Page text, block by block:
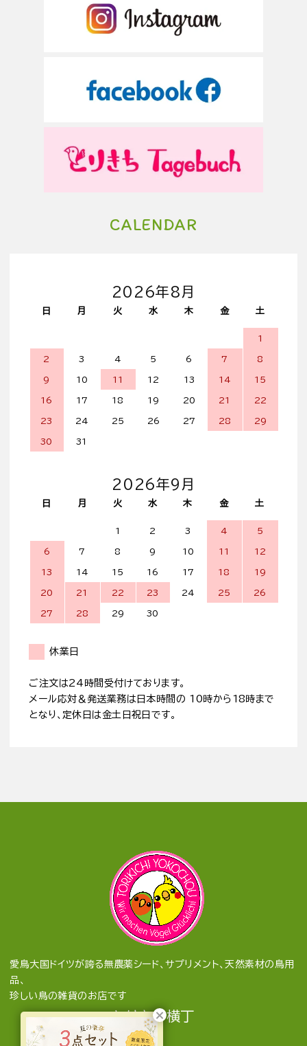
CALENDAR
2026年8月
日 月 火 水 木 金 土
1
2 3 4 5 6 7 8
9 10 11 12 13 14 15
16 17 18 19 20 21 22
23 24 25 26 27 28 29
30 31
2026年9月
日 月 火 水 木 金 土
1 2 3 4 5
6 7 8 9 10 11 12
13 14 15 16 17 18 19
20 21 22 23 24 25 26
27 28 29 30
休業日
ご注文は24時間受付けております。
メール応対＆発送業務は日本時間の 10時から18時まで
となり、定休日は金土日祝日です。
愛鳥大国ドイツが誇る無農薬シード、サプリメント、天然素材の鳥用
品、
珍しい鳥の雑貨のお店です
とりきち横丁